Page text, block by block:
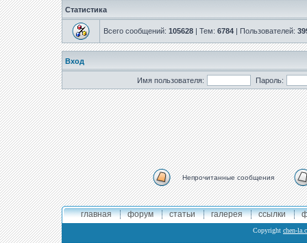
Статистика
Всего сообщений: 105628 | Тем: 6784 | Пользователей:
Вход
Имя пользователя: Пароль:
Непрочитанные сообщения
главная форум статьи галерея ссылки
Copyright chen-